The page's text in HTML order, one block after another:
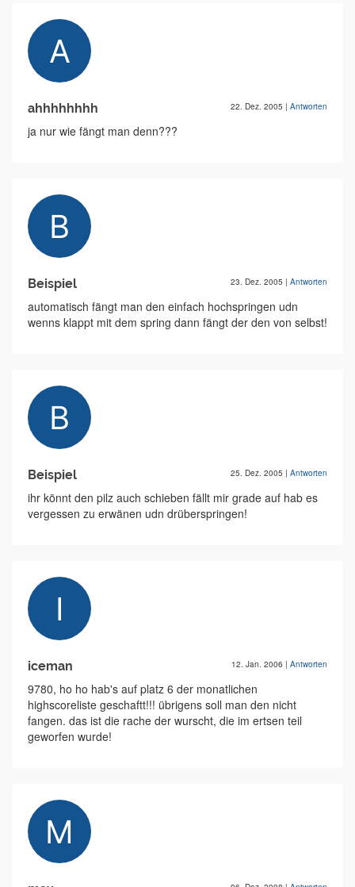
ahhhhhhhh 22. Dez. 2005 | Antworten
ja nur wie fängt man denn???
Beispiel 23. Dez. 2005 | Antworten
automatisch fängt man den einfach hochspringen udn
wenns klappt mit dem spring dann fängt der den von selbst!
Beispiel 25. Dez. 2005 | Antworten
ihr könnt den pilz auch schieben fällt mir grade auf hab es
vergessen zu erwänen udn drüberspringen!
iceman 12. Jan. 2006 | Antworten
9780, ho ho hab's auf platz 6 der monatlichen
highscoreliste geschaftt!!! übrigens soll man den nicht
fangen. das ist die rache der wurscht, die im ertsen teil
geworfen wurde!